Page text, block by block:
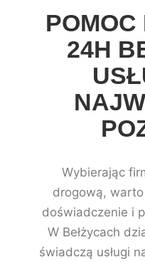
POMOC
24H
Wybierając
drogową,
doświadczenie i
W Bełżycach
świadczą usługi